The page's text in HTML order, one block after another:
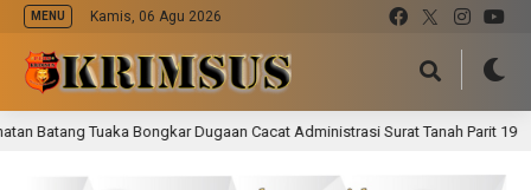
MENU Kamis, 06 Agu 2026
Bongkar Dugaan Cacat Administrasi Surat Tanah Parit 19 1 hari lalu